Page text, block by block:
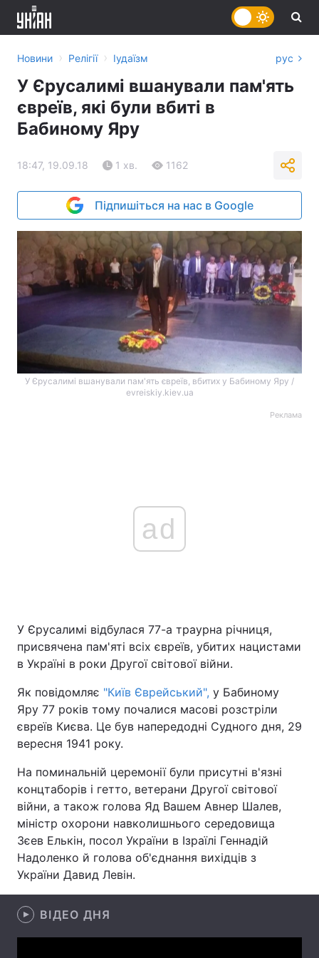
Головна Війна
Україна Політика
Спорт Наука
Техно і зв'язок Лайт
Зброя Інциденти
Цікавинки
Новини › Релігії › Іудаїзм рус
У Єрусалимі вшанували пам'ять
євреїв, які були вбиті в
Бабиному Яру
18:47, 19.09.18 1 хв. 1162
Підпишіться на нас в Google
У Єрусалимі вшанували пам'ять євреїв, вбитих у Бабиному Яру /
evreiskiy.kiev.ua
Реклама
ad
У Єрусалимі відбулася 77-а траурна річниця,
присвячена пам'яті всіх євреїв, убитих нацистами
в Україні в роки Другої світової війни.
Як повідомляє "Київ Єврейський", у Бабиному
Яру 77 років тому почалися масові розстріли
євреїв Києва. Це був напередодні Судного дня, 29
вересня 1941 року.
На поминальній церемонії були присутні в'язні
концтаборів і гетто, ветерани Другої світової
війни, а також голова Яд Вашем Авнер Шалев,
міністр охорони навколишнього середовища
Зєев Елькін, посол України в Ізраїлі Геннадій
Надоленко й голова об'єднання вихідців з
України Давид Левін.
ВІДЕО ДНЯ